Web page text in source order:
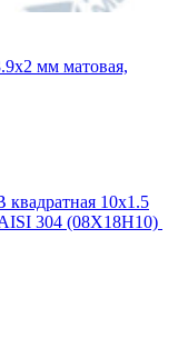
мм матовая,
10х1.5
304 (08Х18Н10)